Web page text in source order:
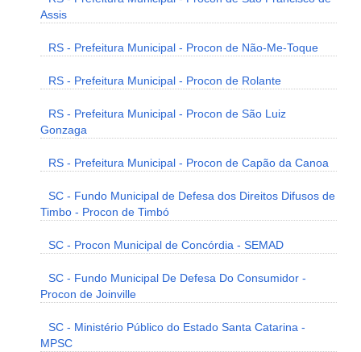
Assis
RS - Prefeitura Municipal - Procon de Não-Me-Toque
RS - Prefeitura Municipal - Procon de Rolante
RS - Prefeitura Municipal - Procon de São Luiz
Gonzaga
RS - Prefeitura Municipal - Procon de Capão da Canoa
SC - Fundo Municipal de Defesa dos Direitos Difusos de
Timbo - Procon de Timbó
SC - Procon Municipal de Concórdia - SEMAD
SC - Fundo Municipal De Defesa Do Consumidor -
Procon de Joinville
SC - Ministério Público do Estado Santa Catarina -
MPSC